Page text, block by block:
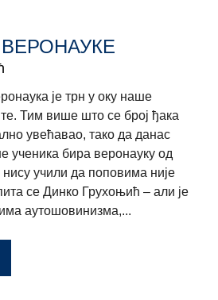
је трн у оку наше
Тим више што се број ђака
увећавао, тако да данас
ученика бира веронауку од
нису учили да поповима није
се Динко Грухоњић – али је
аутошовинизма,...